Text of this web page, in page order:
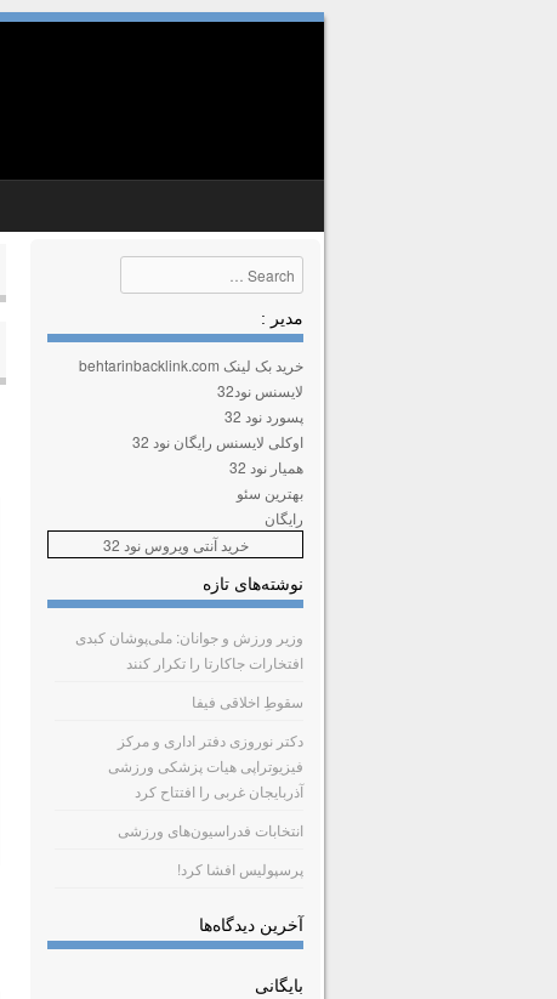
MENU
Search
مدیر :
خرید بک لینک behtarinbacklink.com
لایسنس نود32
پسورد نود 32
اوکلی لایسنس رایگان نود 32
همیار نود 32
بهترین سئو
رایگان
خرید آنتی ویروس نود 32
نوشته‌های تازه
وزیر ورزش و جوانان: ملی‌پوشان کبدی
افتخارات جاکارتا را تکرار کنند
سقوطِ اخلاقی فیفا
دکتر نوروزی دفتر اداری و مرکز
فیزیوتراپی هیات پزشکی ورزشی
آذربایجان غربی را افتتاح کرد
انتخابات فدراسیون‌های ورزشی
پرسپولیس افشا کرد!
آخرین دیدگاه‌ها
بایگانی